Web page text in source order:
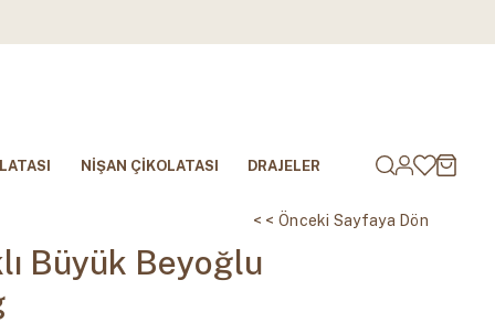
NİŞAN ÇİKOLATASI DRAJELER
< < Önceki Sayfaya Dön
Büyük Beyoğlu